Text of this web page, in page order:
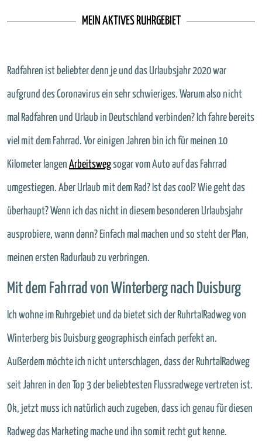
MEIN AKTIVES RUHRGEBIET
Radfahren ist beliebter denn je und das Urlaubsjahr 2020 war
aufgrund des Coronavirus ein sehr schwieriges. Warum also nicht
mal Radfahren und Urlaub in Deutschland verbinden? Ich fahre bereits
viel mit dem Fahrrad. Vor einigen Jahren bin ich für meinen 10
Kilometer langen Arbeitswegsogar vom Auto auf das Fahrrad
umgestiegen. Aber Urlaub mit dem Rad? Ist das cool? Wie geht das
überhaupt? Wenn ich das nicht in diesem besonderen Urlaubsjahr
ausprobiere, wann dann? Einfach mal machen und so steht der Plan,
meinen ersten Radurlaub zu verbringen.
Mit dem Fahrrad von Winterberg nach Duisburg
Ich wohne im Ruhrgebiet und da bietet sich der RuhrtalRadweg von
Winterberg bis Duisburg geographisch einfach perfekt an.
Außerdem möchte ich nicht unterschlagen, dass der RuhrtalRadweg
seit Jahren in den Top 3 der beliebtesten Flussradwege vertreten ist.
Ok, jetzt muss ich natürlich auch zugeben, dass ich genau für diesen
Radweg das Marketing mache und ihn somit recht gut kenne.